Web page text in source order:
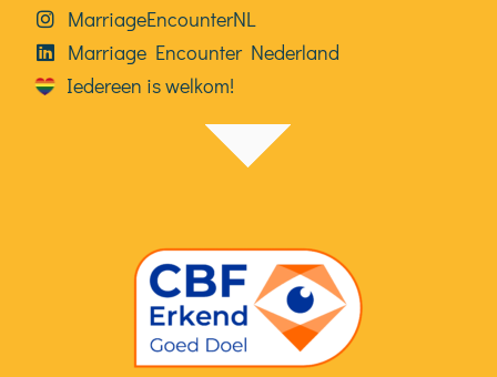
MarriageEncounterNL
Marriage Encounter Nederland
Iedereen is welkom!